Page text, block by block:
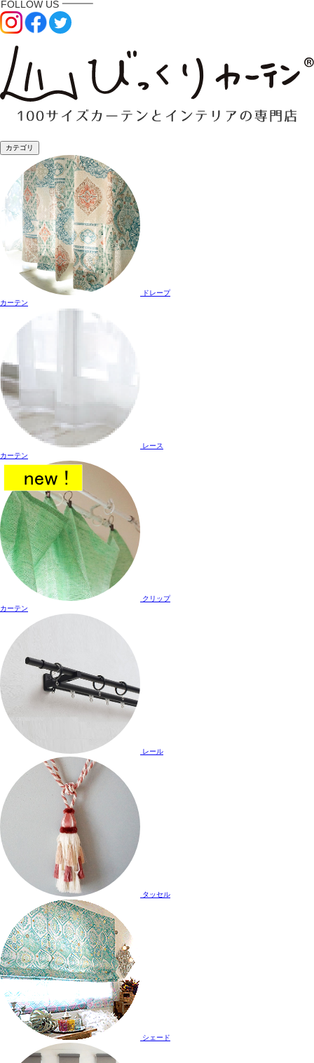
カテゴリ
ドレープ
カーテン
レース
カーテン
クリップ
カーテン
レール
タッセル
シェード